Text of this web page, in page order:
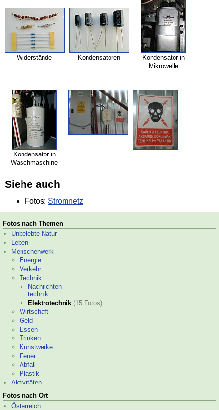
Widerstände Kondensatoren
Kondensator in
Mikrowelle
Kondensator in
Waschmaschine
Siehe auch
Fotos: Stromnetz
Fotos nach Themen
Unbelebte Natur
Leben
Menschenwerk
Energie
Verkehr
Technik
Nachrichten-
technik
Elektrotechnik (15 Fotos)
Wirtschaft
Geld
Essen
Trinken
Kunstwerke
Feuer
Abfall
Plastik
Aktivitäten
Fotos nach Ort
Österreich